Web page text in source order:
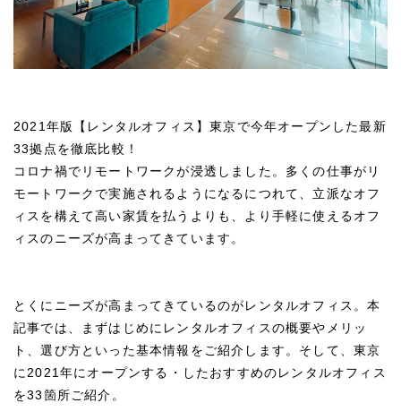
2021年版【レンタルオフィス】東京で今年オープンした最新
33拠点を徹底比較！
コロナ禍でリモートワークが浸透しました。多くの仕事がリ
モートワークで実施されるようになるにつれて、立派なオフ
ィスを構えて高い家賃を払うよりも、より手軽に使えるオフ
ィスのニーズが高まってきています。
とくにニーズが高まってきているのがレンタルオフィス。本
記事では、まずはじめにレンタルオフィスの概要やメリッ
ト、選び方といった基本情報をご紹介します。そして、東京
に2021年にオープンする・したおすすめのレンタルオフィス
を33箇所ご紹介。